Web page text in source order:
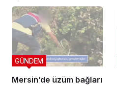
Başkanı Görevden
Alındı
Mersin’de üzüm bağları
GÜNDEM